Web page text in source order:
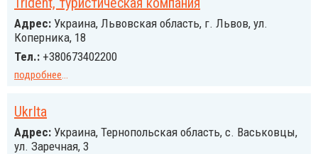
Адрес: Украина, Львовская область, г. Львов, ул.
Коперника, 18
Тел.: +380673402200
подробнее...
UkrIta
Адрес: Украина, Тернопольская область, с. Васьковцы,
ул. Заречная, 3